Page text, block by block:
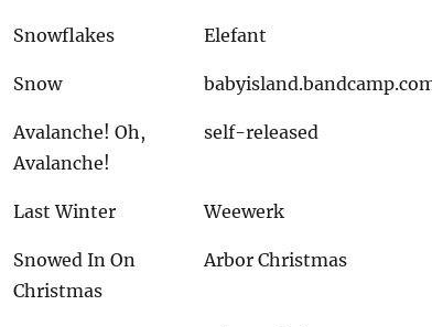
Snowflakes Elefant
Snow
Avalanche! Oh,
Avalanche!
self-released
Last Winter Weewerk
Snowed In On
Christmas
Arbor Christmas